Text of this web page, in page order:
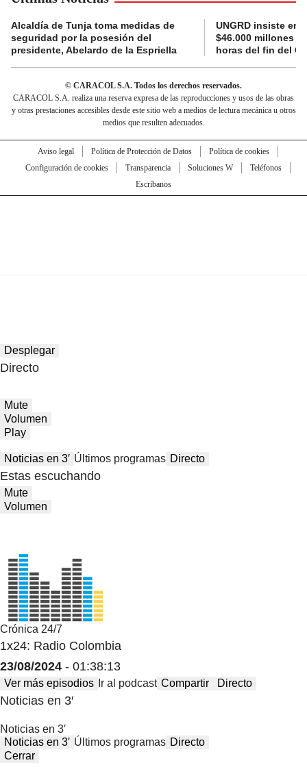
Alcaldía de Tunja toma medidas de
seguridad por la posesión del
presidente, Abelardo de la Espriella
UNGRD insiste en
$46.000 millones
horas del fin del
© CARACOL S.A. Todos los derechos reservados.
CARACOL S.A. realiza una reserva expresa de las reproducciones y usos de las obras
y otras prestaciones accesibles desde este sitio web a medios de lectura mecánica u otros
medios que resulten adecuados.
Aviso legal Política de Protección de Datos
Política de cookies
Configuración de cookies
Transparencia Soluciones W
Teléfonos
Escríbanos
Desplegar
Directo
Mute
Volumen
Play
Noticias en 3′ Últimos programas Directo
Estas escuchando
Mute
Volumen
Crónica 24/7
1x24: Radio Colombia
23/08/2024 - 01:38:13
Ver más episodios Ir al podcast Compartir Directo
Noticias en 3′
Noticias en 3′
Noticias en 3′ Últimos programas Directo
Cerrar